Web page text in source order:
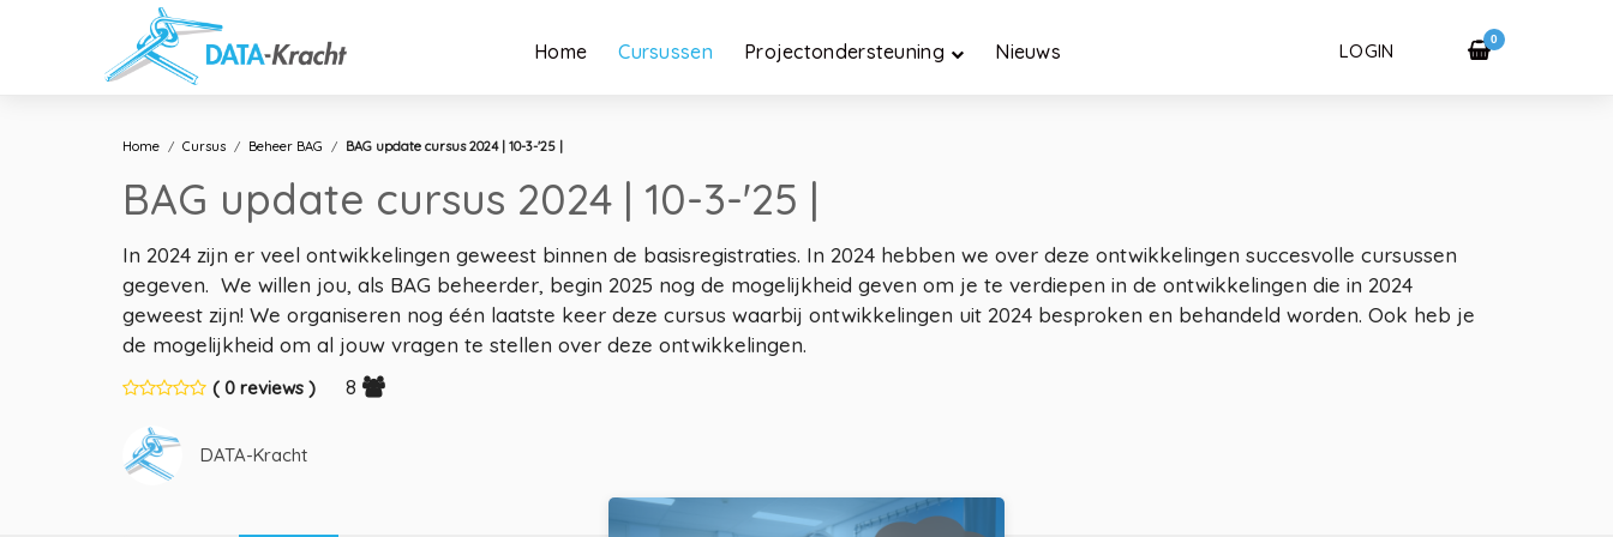
Home Cursussen Projectondersteuning Nieuws LOGIN
0
Home Cursus Beheer BAG BAG update cursus 2024 | 10-3-'25 |
BAG update cursus 2024 | 10-3-'25 |
In 2024 zijn er veel ontwikkelingen geweest binnen de basisregistraties. In 2024 hebben we over deze ontwikkelingen succesvolle cursussen
gegeven. We willen jou, als BAG beheerder, begin 2025 nog de mogelijkheid geven om je te verdiepen in de ontwikkelingen die in 2024
geweest zijn! We organiseren nog één laatste keer deze cursus waarbij ontwikkelingen uit 2024 besproken en behandeld worden. Ook heb je
de mogelijkheid om al jouw vragen te stellen over deze ontwikkelingen.
( 0 reviews ) 8
DATA-Kracht